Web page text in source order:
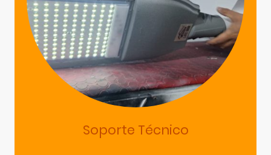
Soporte Técnico